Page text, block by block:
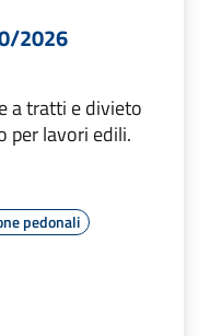
2026
a tratti e divieto
per lavori edili.
pedonali